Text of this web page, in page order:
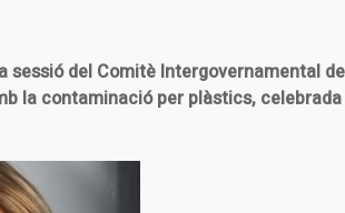
sessió del Comitè Intergovernamental de
la contaminació per plàstics,